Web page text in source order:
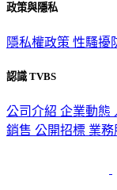
政策與隱私
隱私權政策 性騷擾
認識 TVBS
公司介紹 企業動態
銷售 公開招標 業務